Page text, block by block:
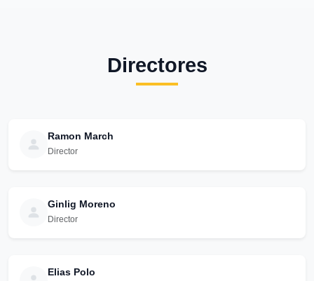
Directores
Ramon March
Director
Ginlig Moreno
Director
Elias Polo